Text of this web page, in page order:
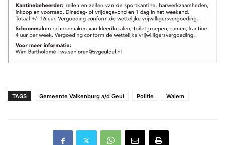
TAGS Gemeente Valkenburg a/d Geul Politie Walem